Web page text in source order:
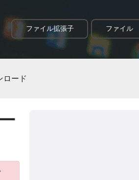
ファイル拡張子 ファイル
ロード